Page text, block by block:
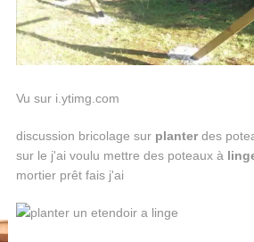
Vu sur i.ytimg.com
discussion bricolage sur planterdes
sur le j'ai voulu mettre des poteaux à
mortier prêt fais j'ai